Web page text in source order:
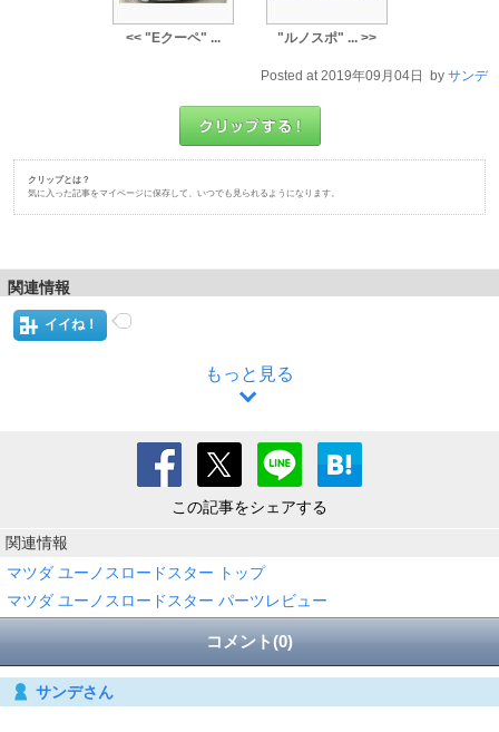
<< "Eクーペ" ... "ルノスポ" ... >>
Posted at 2019年09月04日 by サンデ
クリップとは？
気に入った記事をマイページに保存して、いつでも見られるようになります。
関連情報
イイね！
もっと見る
この記事をシェアする
関連情報
マツダ ユーノスロードスター トップ
マツダ ユーノスロードスター パーツレビュー
コメント(0)
サンデさん